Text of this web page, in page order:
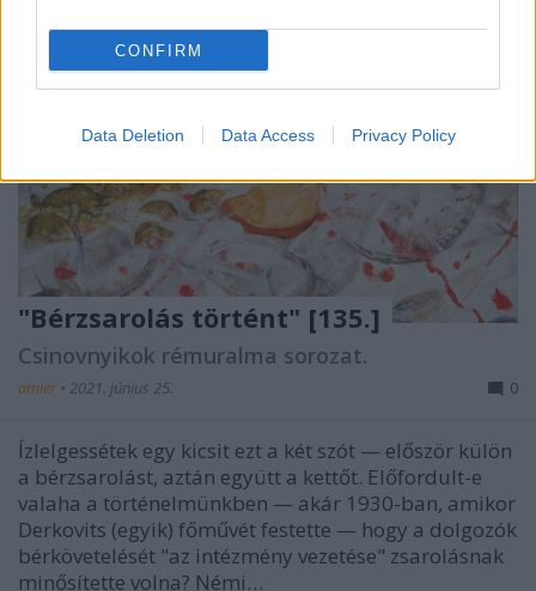
CONFIRM
Data Deletion Data Access Privacy Policy
"Bérzsarolás történt" [135.]
Csinovnyikok rémuralma sorozat.
amier • 2021. június 25. 0
Ízlelgessétek egy kicsit ezt a két szót — először külön
a bérzsarolást, aztán együtt a kettőt. Előfordult-e
valaha a történelmünkben — akár 1930-ban, amikor
Derkovits (egyik) főművét festette — hogy a dolgozók
bérkövetelését "az intézmény vezetése" zsarolásnak
minősítette volna? Némi…